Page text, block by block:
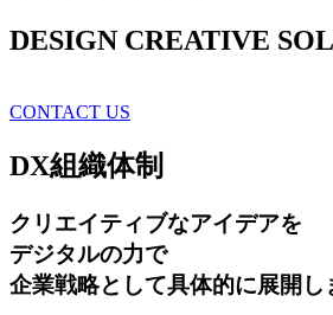
DESIGN CREATIVE
CONTACT US
DX組織体制
クリエイティブなアイデアを
デジタルの力で
企業戦略として具体的に展開し